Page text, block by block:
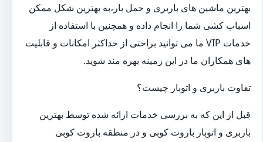
بهترین ماشین های باربری و حمل بار،به بهترین شکل ممکن
اسباب کشی شما را انجام داده و همچنین با استفاده از
خدمات VIP ما می توانید براحتی از حداکثر امکانات و قابلیت
های همکاران ما در این زمینه بهره مند شوید.
تفاوت باربری و اتوبار چیست؟
قبل از این که به بررسی خدمات ارائه شده توسط بهترین
باربری و اتوبار باروت کوبی و در منطقه باروت کوبی